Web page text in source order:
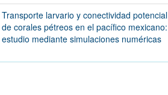
Transporte larvario y conectividad potencial
de corales pétreos en el pacífico mexicano:
estudio mediante simulaciones numéricas